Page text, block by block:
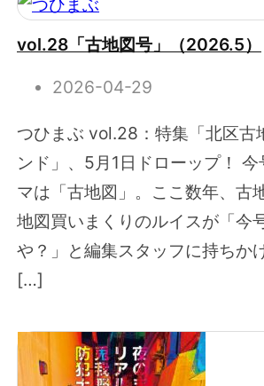
vol.28「古地図号」（2026.5）
2026-04-29
つひまぶ vol.28：特集「北区古
ンド」、5月1日ドローップ！
マは「古地図」。ここ数年、古
地図買いまくりのルイスが「今
や？」と編集スタッフに持ちか
[…]